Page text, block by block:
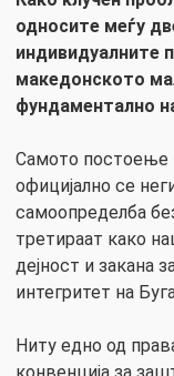
односите меѓу
индивидуалните
македонското
фундаментално
Самото постоење
официјално се
самоопределба
третираат како
дејност и закана
интегритет на
Ниту едно од